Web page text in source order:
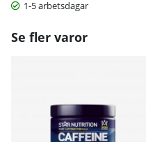
1-5 arbetsdagar
Se fler varor